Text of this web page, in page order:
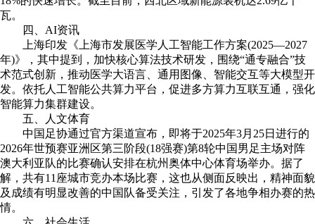
瓦。
四、AI资讯
上海印发《上海市发展医学人工智能工作方案(2025—2027
年)》，其中提到，加快核心算法技术研发，围绕“通专融合”技
术范式创新，推动医学大语言、通用图像、智能交互等大模型开
发。依托人工智能公共算力平台，促进多方算力互联互通，强化
智能算力集群建设。
五、人文体育
中国足协通过官方渠道宣布，即将于2025年3月25日进行的
2026年世预赛亚洲区第三阶段(18强赛)第8轮中国男足主场对阵
澳大利亚队的比赛确认安排在杭州奥体中心体育场举办。据了
解，共有11座城市竞办本场比赛，这也从侧面反映出，精神面貌
及成绩有明显改善的中国队备受关注，引发了各地争相办赛的热
情。